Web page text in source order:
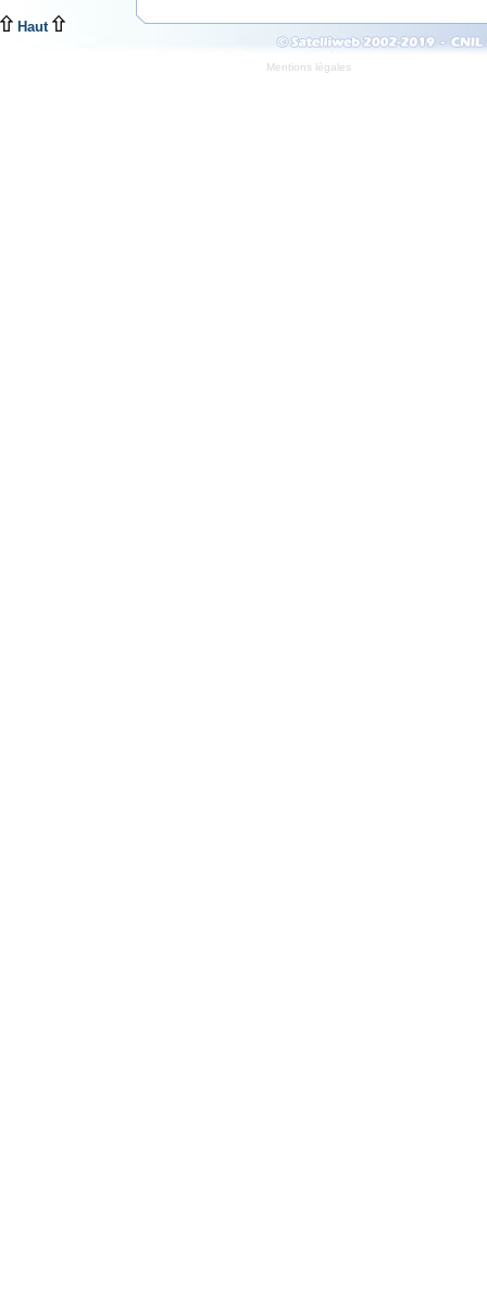
Haut
Mentions légales